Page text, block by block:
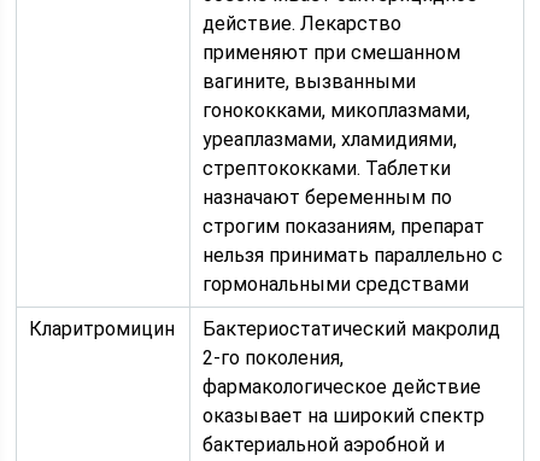
действие. Лекарство
применяют при смешанном
вагините, вызванными
гонококками, микоплазмами,
уреаплазмами, хламидиями,
стрептококками. Таблетки
назначают беременным по
строгим показаниям, препарат
нельзя принимать параллельно с
гормональными средствами
Кларитромицин
Бактериостатический макролид
2-го поколения,
фармакологическое действие
оказывает на широкий спектр
бактериальной аэробной и